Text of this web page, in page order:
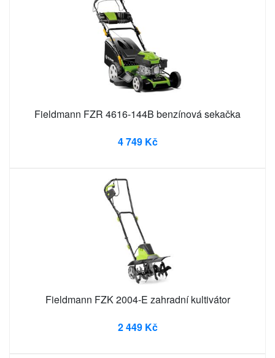
Fieldmann FZR 4616-144B benzínová sekačka
4 749 Kč
Fieldmann FZK 2004-E zahradní kultivátor
2 449 Kč